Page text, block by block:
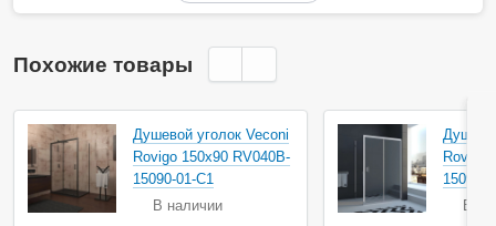
Похожие товары
Душевой уголок Veconi
Rovigo 150х90 RV040B-
15090-01-C1
В наличии
Rovigo
15090-
В